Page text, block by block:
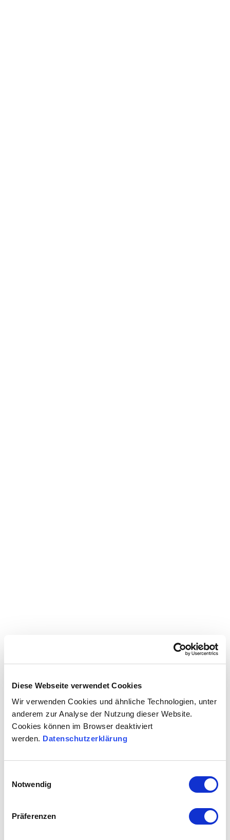
Diese Webseite verwendet Cookies
Wir verwenden Cookies und ähnliche Technologien, unter
anderem zur Analyse der Nutzung dieser Website.
Cookies können im Browser deaktiviert
werden. Datenschutzerklärung
Notwendig
Präferenzen